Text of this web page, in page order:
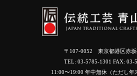
〒107-0052 東京都港区赤坂
TEL: 03-5785-1301 FAX: 03-
11:00〜19:00 年中無休（ただし年